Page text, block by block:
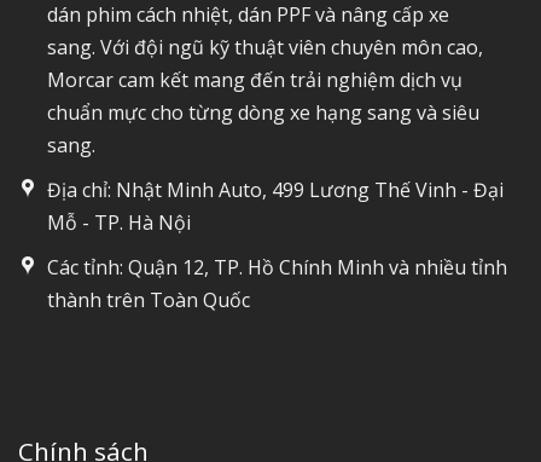
dán phim cách nhiệt, dán PPF và nâng cấp xe
sang. Với đội ngũ kỹ thuật viên chuyên môn cao,
Morcar cam kết mang đến trải nghiệm dịch vụ
chuẩn mực cho từng dòng xe hạng sang và siêu
sang.
Địa chỉ: Nhật Minh Auto, 499 Lương Thế Vinh - Đại
Mỗ - TP. Hà Nội
Các tỉnh: Quận 12, TP. Hồ Chính Minh và nhiều tỉnh
thành trên Toàn Quốc
Chính sách